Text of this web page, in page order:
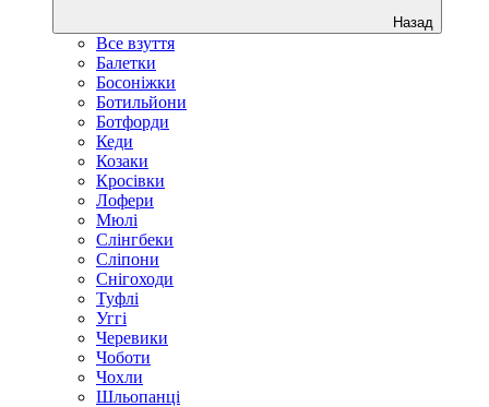
Назад
Все взуття
Балетки
Босоніжки
Ботильйони
Ботфорди
Кеди
Козаки
Кросівки
Лофери
Мюлі
Слінгбеки
Сліпони
Снігоходи
Туфлі
Уггі
Черевики
Чоботи
Чохли
Шльопанці